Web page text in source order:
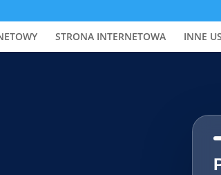
STRONA INTERNETOWA INNE